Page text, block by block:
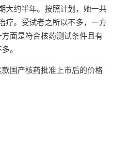
大约半年。按照计划，她一共
疗。受试者之所以不多，一方
面是符合核药测试条件且有
。
国产核药批准上市后的价格